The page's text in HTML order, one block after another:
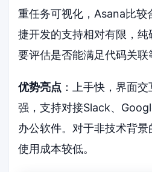
重任务可视化，Asana比较
捷开发的支持相对有限，
要评估是否能满足代码关联
优势亮点 ：上手快，界面
强，支持对接Slack、
办公软件。对于非技术背
使用成本较低。